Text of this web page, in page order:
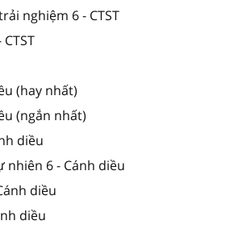
nghiệm 6 - CTST
(hay nhất)
(ngắn nhất)
diều
nhiên 6 - Cánh diều
diều
diều